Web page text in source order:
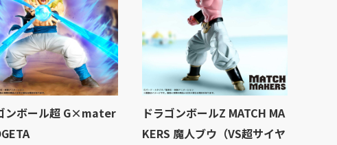
ンボール超 G×mater
ドラゴンボールZ MATCH MA
KERS 魔人ブウ（VS超サイヤ